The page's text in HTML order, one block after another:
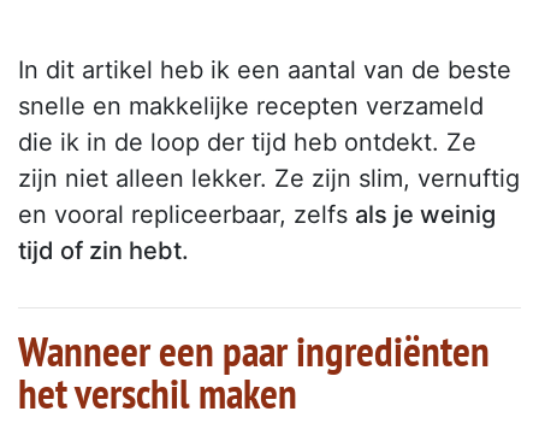
In dit artikel heb ik een aantal van de beste
snelle en makkelijke recepten verzameld
die ik in de loop der tijd heb ontdekt. Ze
zijn niet alleen lekker. Ze zijn slim, vernuftig
en vooral repliceerbaar, zelfs als je weinig
tijd of zin hebt.
Wanneer een paar ingrediënten
het verschil maken